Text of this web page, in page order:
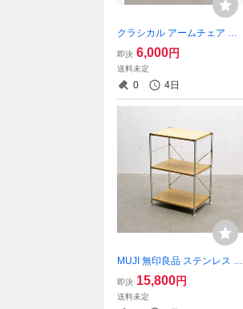
クラシカル アームチェア オ
ーバルチェア サロンチェア
ラウンジチェア/イタリアフ
ランスアンティークヴィンテ
ージ/OHK1912
即決 6,000円
送料未定
0 4日
MUJI 無印良品 ステンレス ユ
ニットシェルフ 3段 タモ 良
品計画 収納 食器棚 本棚 飾り
棚 ラック/北欧アクタスウニ
即決 15,800円
送料未定